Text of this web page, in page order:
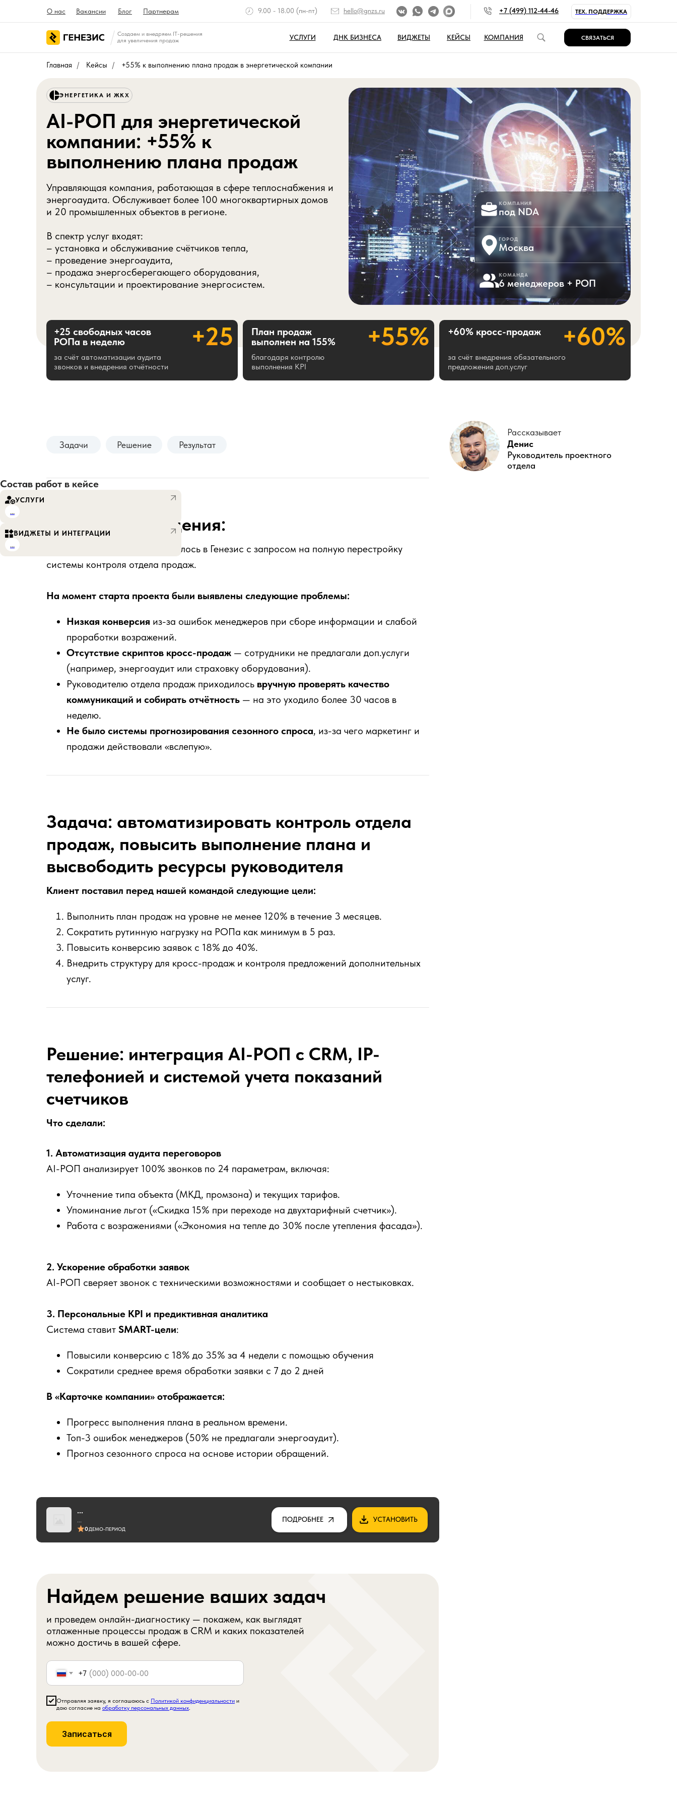
О нас Вакансии Блог +7 (499) 112-44-46
hello@gnzs.ru
9.00 - 18.00 (пн-пт)
Партнерам ТЕХ. ПОДДЕРЖКА
УСЛУГИ ДНК БИЗНЕСА ВИДЖЕТЫ КЕЙСЫ КОМПАНИЯ
Создаем и внедряем IT-решения
для увеличения продаж
СВЯЗАТЬСЯ
Главная / Кейсы / +55% к выполнению плана продаж в энергетической компании
AI-РОП для энергетической
компании: +55% к
выполнению плана продаж
за счёт внедрения обязательного
предложения доп.услуг
+60%
+60% кросс-продаж
благодаря контролю
выполнения KPI
+55%
План продаж
выполнен на 155%
+25
за счёт автоматизации аудита
звонков и внедрения отчётности
+25 свободных часов
РОПа в неделю
КОМПАНИЯ
под NDA
ГОРОД
Москва
КОМАНДА
6 менеджеров + РОП
Управляющая компания, работающая в сфере теплоснабжения и
энергоаудита. Обслуживает более 100 многоквартирных домов
и 20 промышленных объектов в регионе.
В спектр услуг входят:
– установка и обслуживание счётчиков тепла,
– проведение энергоаудита,
– продажа энергосберегающего оборудования,
– консультации и проектирование энергосистем.
ЭНЕРГЕТИКА И ЖКХ
Рассказывает
Денис
Руководитель проектного
отдела
Результат
Решение
Задачи
Состав работ в кейсе
УСЛУГИ
...
ВИДЖЕТЫ И ИНТЕГРАЦИИ
...
Причины обращения:
Руководство компании обратилось в Генезис с запросом на полную перестройку
системы контроля отдела продаж.
На момент старта проекта были выявлены следующие проблемы:
Низкая конверсия из-за ошибок менеджеров при сборе информации и слабой
проработки возражений.
Отсутствие скриптов кросс-продаж — сотрудники не предлагали доп.услуги
(например, энергоаудит или страховку оборудования).
Руководителю отдела продаж приходилось вручную проверять качество
коммуникаций и собирать отчётность — на это уходило более 30 часов в
неделю.
Не было системы прогнозирования сезонного спроса, из-за чего маркетинг и
продажи действовали «вслепую».
Задача: автоматизировать контроль отдела
продаж, повысить выполнение плана и
высвободить ресурсы руководителя
Клиент поставил перед нашей командой следующие цели:
Выполнить план продаж на уровне не менее 120% в течение 3 месяцев.
Сократить рутинную нагрузку на РОПа как минимум в 5 раз.
Повысить конверсию заявок с 18% до 40%.
Внедрить структуру для кросс-продаж и контроля предложений дополнительных
услуг.
Решение: интеграция AI-РОП с CRM, IP-
телефонией и системой учета показаний
счетчиков
Что сделали:
1. Автоматизация аудита переговоров
AI-РОП анализирует 100% звонков по 24 параметрам, включая:
Уточнение типа объекта (МКД, промзона) и текущих тарифов.
Упоминание льгот («Скидка 15% при переходе на двухтарифный счетчик»).
Работа с возражениями («Экономия на тепле до 30% после утепления фасада»).
2. Ускорение обработки заявок
AI-РОП сверяет звонок с техническими возможностями и сообщает о нестыковках.
3. Персональные KPI и предиктивная аналитика
Система ставит SMART-цели:
Повысили конверсию с 18% до 35% за 4 недели с помощью обучения
Сократили среднее время обработки заявки с 7 до 2 дней
В «Карточке компании» отображается:
Прогресс выполнения плана в реальном времени.
Топ-3 ошибок менеджеров (50% не предлагали энергоаудит).
Прогноз сезонного спроса на основе истории обращений.
ПОДРОБНЕЕ УСТАНОВИТЬ
0ДЕМО-ПЕРИОД
...
...
+7
Отправляя заявку, я соглашаюсь с Политикой конфиденциальности и
даю согласие на обработку персональных данных
Записаться
и проведем онлайн-диагностику — покажем, как выглядят
отлаженные процессы продаж в CRM и каких показателей
можно достичь в вашей сфере.
Найдем решение ваших задач